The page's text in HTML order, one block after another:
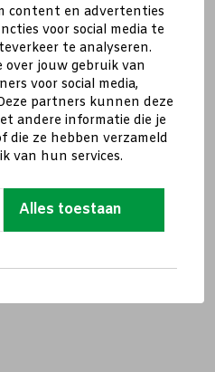
content en advertenties
voor social media te
te analyseren.
jouw gebruik van
voor social media,
partners kunnen deze
andere informatie die je
ze hebben verzameld
van hun services.
Alles toestaan